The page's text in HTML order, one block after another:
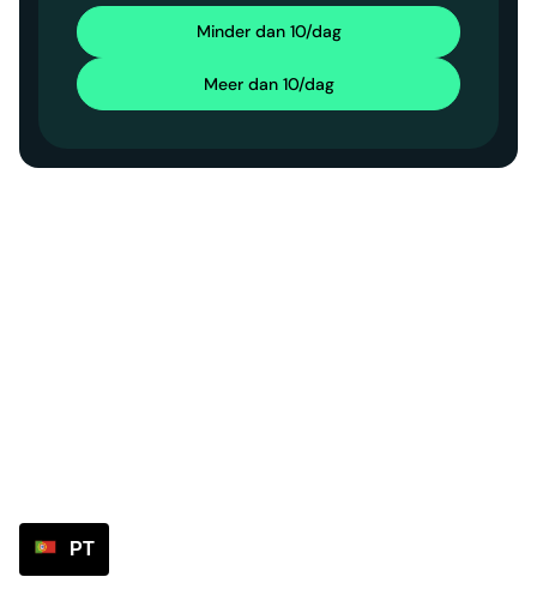
Minder dan 10/dag
Meer dan 10/dag
PT